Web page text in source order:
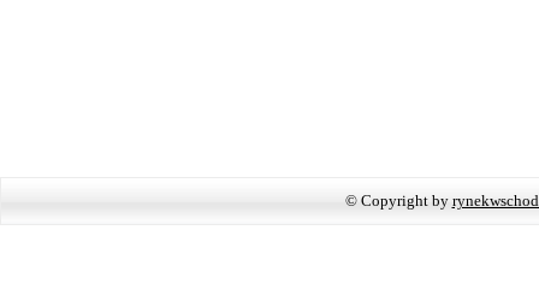
© Copyright by